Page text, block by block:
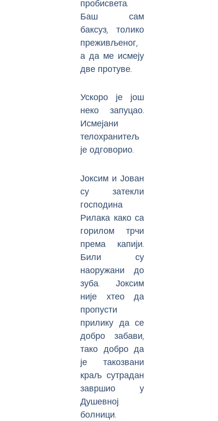
пробисвета.
Баш сам
баксуз, толико
преживљеног,
а да ме исмеју
две протуве.
Ускоро је још
неко запуцао.
Исмејани
телохранитељ
је одговорио.
Јоксим и Јован
су затекли
господина
Рилака како са
горилом трчи
према капији.
Били су
наоружани до
зуба. Јоксим
није хтео да
пропусти
прилику да се
добро забави,
тако добро да
је такозвани
краљ сутрадан
завршио у
Душевној
болници.